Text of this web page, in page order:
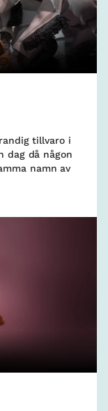
tillvaro i
dag då någon
namn av